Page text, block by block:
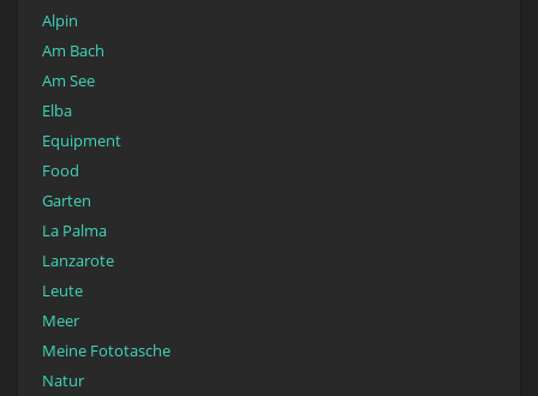
Alpin
Am Bach
Am See
Elba
Equipment
Food
Garten
La Palma
Lanzarote
Leute
Meer
Meine Fototasche
Natur